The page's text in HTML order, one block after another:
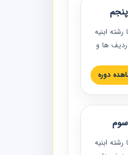
ابنیه
ها و
ردیف های
فهرست
این
دوره
ابنیه